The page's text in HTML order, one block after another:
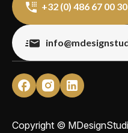
+32 (0) 486 67 00 30
Copyright ©